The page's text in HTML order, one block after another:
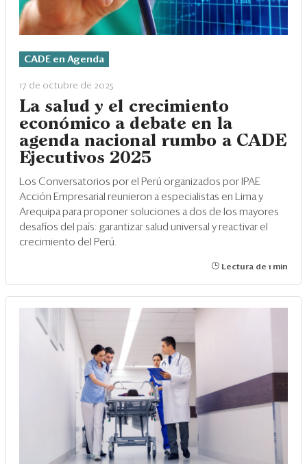
Edición Impresa
CADE en Agenda
17 de octubre de 2025
La salud y el crecimiento
económico a debate en la
agenda nacional rumbo a CADE
Ejecutivos 2025
Los Conversatorios por el Perú organizados por IPAE
Acción Empresarial reunieron a especialistas en Lima y
Arequipa para proponer soluciones a dos de los mayores
desafíos del país: garantizar salud universal y reactivar el
crecimiento del Perú.
Lectura de 1 min